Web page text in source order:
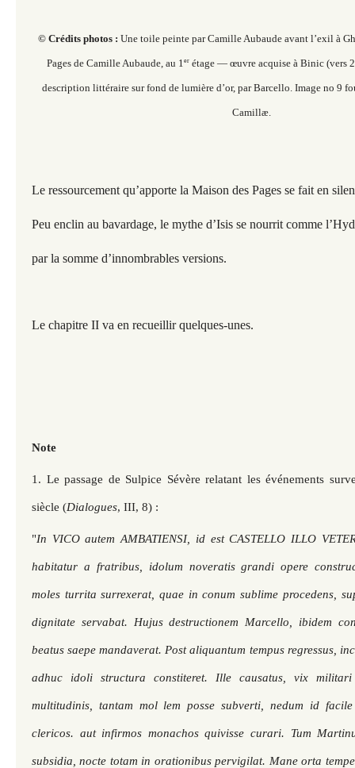
© Crédits photos : Une toile peinte par Camille Aubaude avant l’exil à
Pages de Camille Aubaude, au 1 er étage — œuvre acquise à Binic (vers
description littéraire sur fond de lumière d’or, par Barcello. Image no 9
Camillæ.
Le ressourcement qu’apporte la Maison des Pages se fait en
Peu enclin au bavardage, le mythe d’Isis se nourrit comme
par la somme d’innombrables versions.
Le chapitre II va en recueillir quelques-unes.
Note
1. Le passage de Sulpice Sévère relatant les événements
siècle (Dialogues, III, 8) :
"In VICO autem AMBATIENSI, id est CASTELLO ILLO
habitatur a fratribus, idolum noveratis grandi opere
moles turrita surrexerat, quae in conum sublime procedens,
dignitate servabat. Hujus destructionem Marcello, ibidem
beatus saepe mandaverat. Post aliquantum tempus regressus,
adhuc idoli structura constiteret. Ille causatus, vix
multitudinis, tantam mol lem posse subverti, nedum id
clericos. aut infirmos monachos quivisse curari. Tum
subsidia, nocte totam in orationibus pervigilat. Mane orta